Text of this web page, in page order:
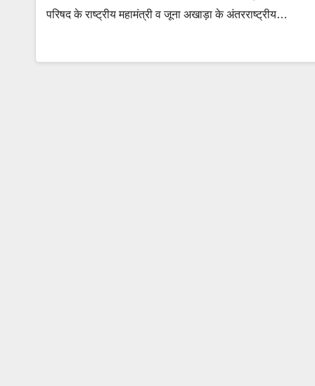
परिषद के राष्ट्रीय महामंत्री व जूना अखाड़ा के अंतरराष्ट्रीय…